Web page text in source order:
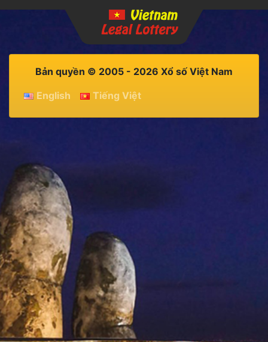
Bản quyền © 2005 - 2026 Xổ số Việt Nam
English
Tiếng Việt